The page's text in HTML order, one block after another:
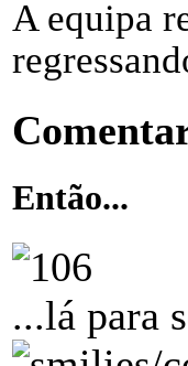
A equipa
Então...
...lá para